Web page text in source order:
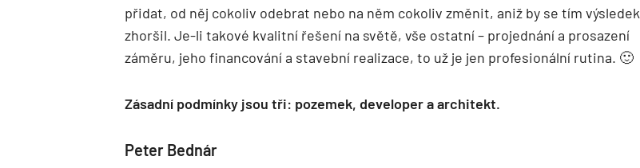
přidat, od něj cokoliv odebrat nebo na něm cokoliv změnit, aniž by se tím výsledek
zhoršil. Je-li takové kvalitní řešení na světě, vše ostatní – projednání a prosazení
záměru, jeho financování a stavební realizace, to už je jen profesionální rutina. 🙂
Zásadní podmínky jsou tři: pozemek, developer a architekt.
Peter Bednár